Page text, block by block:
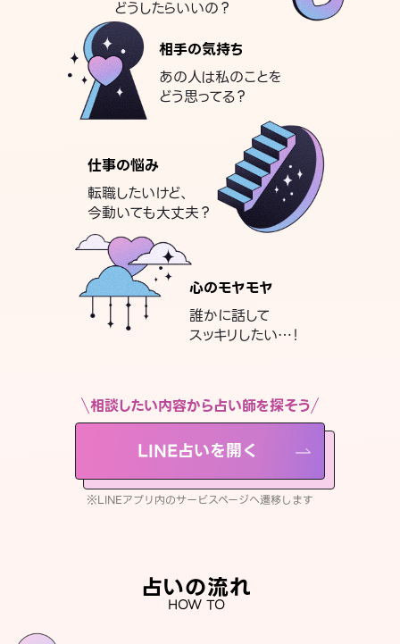
どうしたらいいの？
相手の気持ち
あの人は私のことを
どう思ってる？
仕事の悩み
転職したいけど、
今動いても大丈夫？
心のモヤモヤ
誰かに話して
スッキリしたい…！
相談したい内容から占い師を探そう
LINE占いを開く
※LINEアプリ内のサービスページへ遷移します
占いの流れ
HOW TO